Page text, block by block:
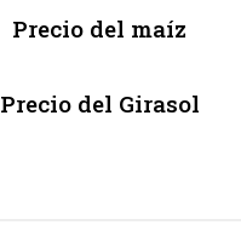
Precio del maíz
Precio del Girasol